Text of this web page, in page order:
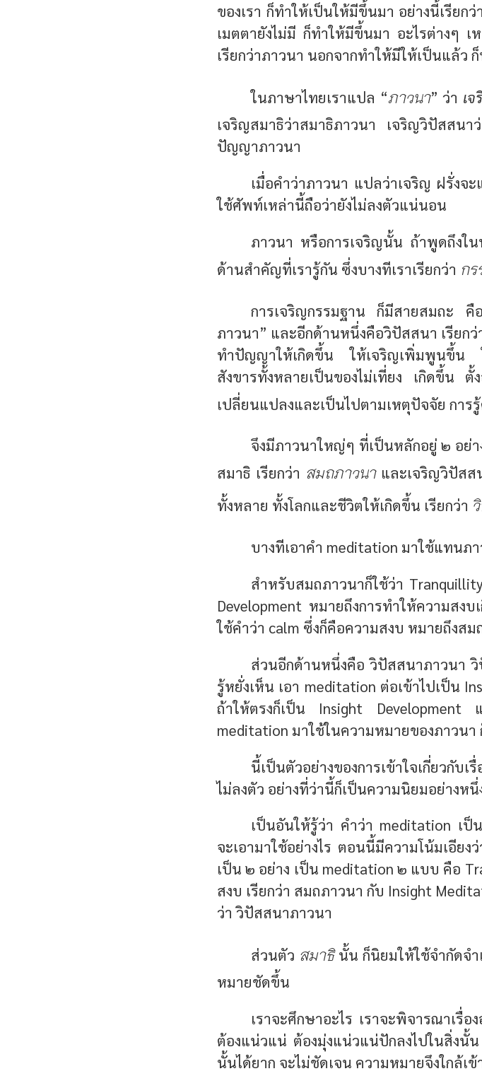
ของเรา ก็ทำให้เป็นให้มีขึ้นมา อย่างนี้เรีย
เมตตายังไม่มี ก็ทำให้มีขึ้นมา อะไรต่างๆ
เรียกว่าภาวนา นอกจากทำให้มีให้เป็นแล้ว
ในภาษาไทยเราแปล “ภาวนา” ว่า เ
เจริญสมาธิว่าสมาธิภาวนา เจริญวิปัสสน
ปัญญาภาวนา
เมื่อคำว่าภาวนา แปลว่าเจริญ ฝรั่งจ
ใช้ศัพท์เหล่านี้ถือว่ายังไม่ลงตัวแน่นอน
ภาวนา หรือการเจริญนั้น ถ้าพูดถึงใ
ด้านสำคัญที่เรารู้กัน ซึ่งบางทีเราเรียกว่า ก
การเจริญกรรมฐาน ก็มีสายสมถะ
ภาวนา” และอีกด้านหนึ่งคือวิปัสสนา เรีย
ทำปัญญาให้เกิดขึ้น ให้เจริญเพิ่มพูนขึ้น ใ
สังขารทั้งหลายเป็นของไม่เที่ยง เกิดขึ้น
เปลี่ยนแปลงและเป็นไปตามเหตุปัจจัย การรู้
จึงมีภาวนาใหญ่ๆ ที่เป็นหลักอยู่ ๒ อย่า
สมาธิ เรียกว่า สมถภาวนาและเจริญวิปัสส
ทั้งหลาย ทั้งโลกและชีวิตให้เกิดขึ้น เรียกว่า
บางทีเอาคำ meditation มาใช้แทนภ
สำหรับสมถภาวนาก็ใช้ว่า
Development หมายถึงการทำให้ความส
ใช้คำว่า calm ซึ่งก็คือความสงบ หมายถึงส
ส่วนอีกด้านหนึ่งคือ วิปัสสนาภาวนา
รู้หยั่งเห็น เอา meditation ต่อเข้าไปเป็น
ถ้าให้ตรงก็เป็น Insight Development
meditation มาใช้ในความหมายของภาวนา
นี้เป็นตัวอย่างของการเข้าใจเกี่ยวกับ
ไม่ลงตัว อย่างที่ว่านี้ก็เป็นความนิยมอย่างหนึ่
เป็นอันให้รู้ว่า คำว่า meditation เป็
จะเอามาใช้อย่างไร ตอนนี้มีความโน้มเอีย
เป็น ๒ อย่าง เป็น meditation ๒ แบบ คือ
สงบ เรียกว่า สมถภาวนา กับ Insight
ว่า วิปัสสนาภาวนา
ส่วนตัว สมาธินั้น ก็นิยมให้ใช้จำกัดจำ
หมายชัดขึ้น
เราจะศึกษาอะไร เราจะพิจารณาเรื่
ต้องแน่วแน่ ต้องมุ่งแน่วแน่ปักลงไปในสิ่งนั้
นั้นได้ยาก จะไม่ชัดเจน ความหมายจึงใกล้เข้